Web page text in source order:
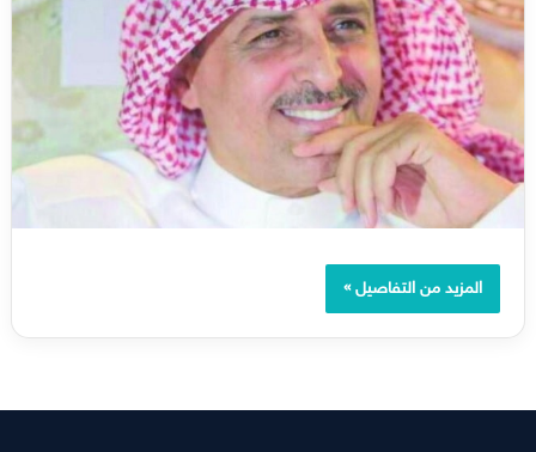
المزيد من التفاصيل »